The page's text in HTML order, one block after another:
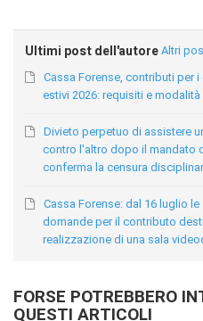
Ultimi post dell'autore Altri
Cassa Forense, contributi per i
estivi 2026: requisiti e
Divieto perpetuo di assistere
contro l'altro dopo il mandato
conferma la censura
Cassa Forense: dal 16 luglio le
domande per il contributo
realizzazione di una sala
FORSE POTREBBERO
QUESTI ARTICOLI